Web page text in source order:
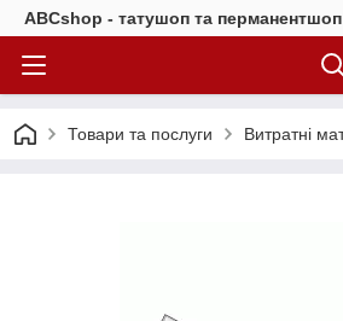
ABCshop - татушоп та перманентшоп
Товари та послуги Витратні